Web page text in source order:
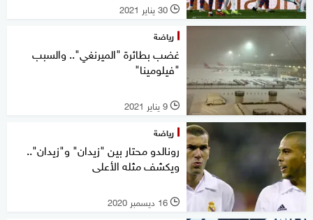
l 30 يناير 2021
رياضة
غضب بطائرة "الميرنغي".. والسبب
"فيلومينا"
l 9 يناير 2021
رياضة
رونالدو محتار بين "زيدان" و"زيدان"..
ويكشف مثله الأعلى
l 16 ديسمبر 2020